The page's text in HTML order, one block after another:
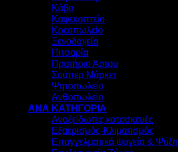
Κάβα
Καφεκοπτείο
Κρεοπωλείο
Ξενοδοχείο
Πιτσαρία
Πρατήριο Άρτου
Σούπερ Μάρκετ
Ψητοπωλείο
Ανθοπωλείο
ΑΝΑ ΚΑΤΗΓΟΡΙΑ
Ανοξείδωτες κατασκευές
Εξαερισμός-Κλιματισμός
Επαγγελματικά ψυγεία & Ψύξη